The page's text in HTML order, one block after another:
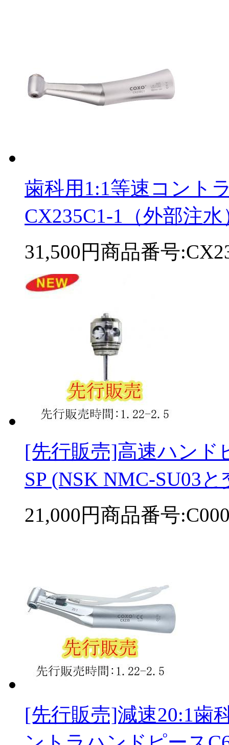
歯科用1:1等速コント
CX235C1-1（外部注水
31,500円商品番号
[先行販売]高速ハンド
SP (NSK NMC-SU03
21,000円商品番号
[先行販売]減速20:1歯